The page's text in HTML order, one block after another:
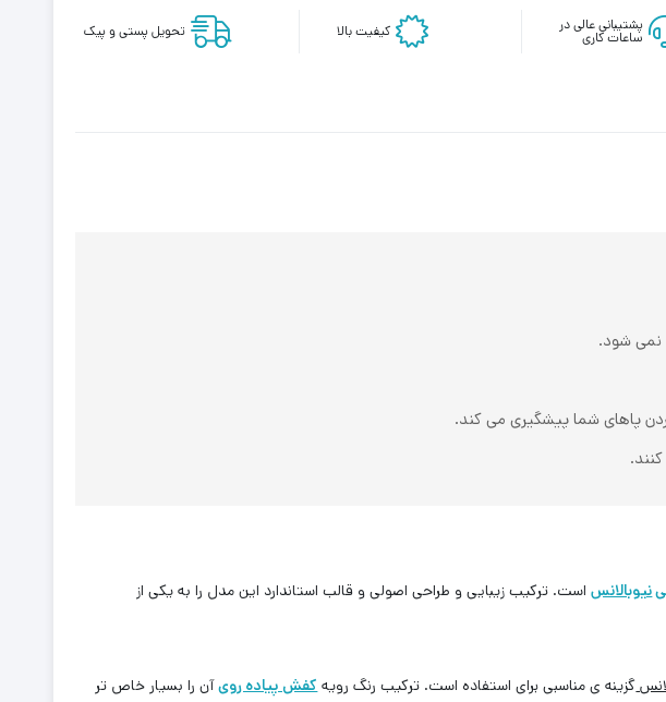
پشتیبانی عالی در
ساعات کاری کیفیت بالا تحویل پستی و پیک
نمی شود.
پاهای شما پیشگیری می کند.
نیوبالانساست. ترکیب زیبایی و طراحی اصولی و قالب استاندارد این ‌مدل را به یکی از
گزینه ی مناسبی برای استفاده است. ترکیب رنگ رویه کفش پیاده رویآن را بسیار خاص تر